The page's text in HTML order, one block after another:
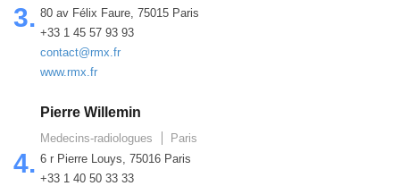
3. 80 av Félix Faure, 75015 Paris
+33 1 45 57 93 93
contact@rmx.fr
www.rmx.fr
4.
Pierre Willemin
Medecins-radiologues
Paris
6 r Pierre Louys, 75016 Paris
+33 1 40 50 33 33